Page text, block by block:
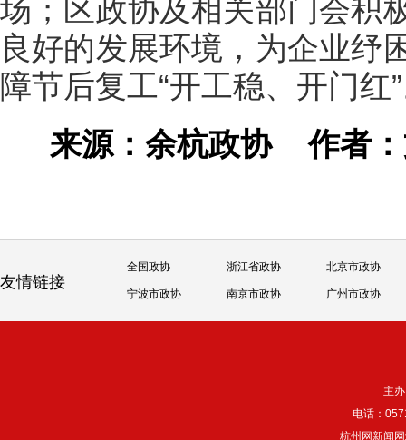
场；区政协及相关部门会积
良好的发展环境，为企业纾
障节后复工“开工稳、开门红
来源：余杭政协作者
友情链接
全国政协 浙江省政协 北京市政协
宁波市政协 南京市政协 广州市政协
主
电话：
杭州网新闻